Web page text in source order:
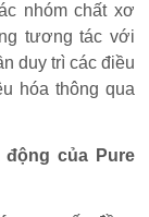
nhóm chất xơ
tương tác với
duy trì các điều
hóa thông qua
của Pure